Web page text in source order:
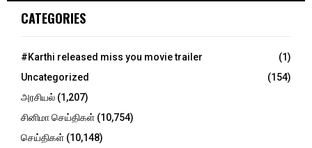
h
o
:
CATEGORIES
#Karthi released miss you movie trailer
(1)
Uncategorized
(154)
அரசியல் (1,207)
சினிமா செய்திகள் (10,754)
செய்திகள் (10,148)